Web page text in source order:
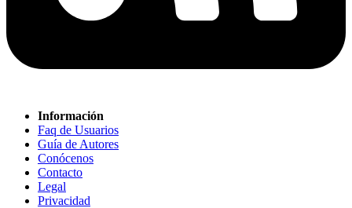
Información
Faq de Usuarios
Guía de Autores
Conócenos
Contacto
Legal
Privacidad